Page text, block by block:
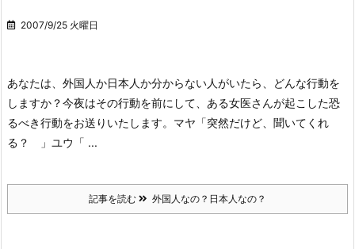
2007/9/25 火曜日
あなたは、外国人か日本人か分からない人がいたら、どんな行動を
しますか？今夜はその行動を前にして、ある女医さんが起こした恐
るべき行動をお送りいたします。 マヤ「突然だけど、聞いてくれ
る？ 」 ユウ「 ...
記事を読む 外国人なの？日本人なの？